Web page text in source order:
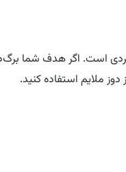
کامل متعادل (مثلا 10-10-10 یا 20-20-20) در تابستان کاربردی است. اگر
ملایم استفاده کنید.